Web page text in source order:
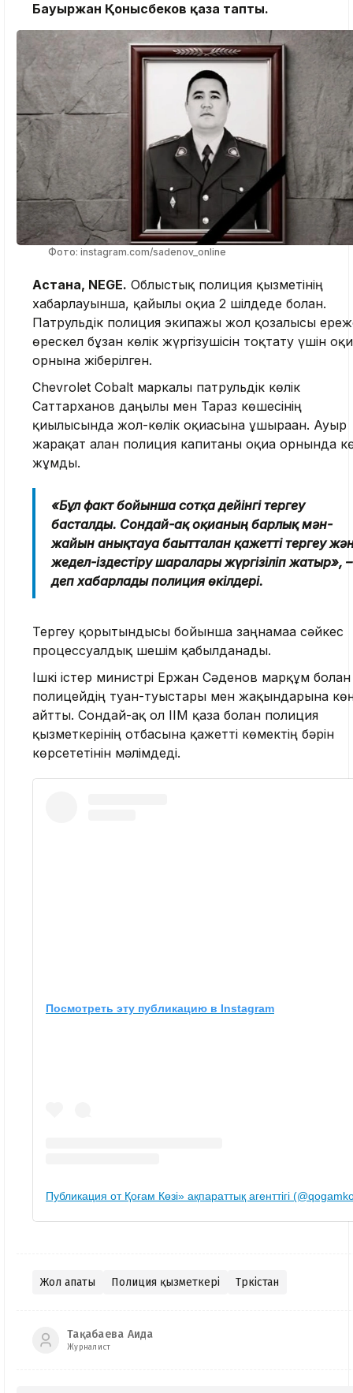
Бауыржан Қонысбеков қаза тапты.
Фото: instagram.com/sadenov_online
Астана, NEGE. Облыстық полиция қызметінің
хабарлауынша, қайғылы оқиға 2 шілдеде болған.
Патрульдік полиция экипажы жол қозғалысы
өрескел бұзған көлік жүргізушісін тоқтату үшін
орнына жіберілген.
Chevrolet Cobalt маркалы патрульдік көлік
Саттарханов даңғылы мен Тараз көшесінің
қиылысында жол-көлік оқиғасына ұшыраған. Ауыр
жарақат алған полиция капитаны оқиға орнында
жұмды.
«Бұл факт бойынша сотқа дейінгі тергеу
басталды. Сондай-ақ оқиғаның барлық мән-
жайын анықтауға бағытталған қажетті тергеу
жедел-іздестіру шаралары жүргізіліп жатыр», –
деп хабарлады полиция өкілдері.
Тергеу қорытындысы бойынша заңнамаға сәйкес
процессуалдық шешім қабылданады.
Ішкі істер министрі Ержан Сәденов марқұм болған
полицейдің туған-туыстары мен жақындарына
айтты. Сондай-ақ ол ІІМ қаза болған полиция
қызметкерінің отбасына қажетті көмектің бәрін
көрсететінін мәлімдеді.
Посмотреть эту публикацию в Instagram
Публикация от Қоғам Көзі» ақпараттық агенттігі
Жол апаты Полиция қызметкері Түркістан
Тақабаева Аида
Журналист